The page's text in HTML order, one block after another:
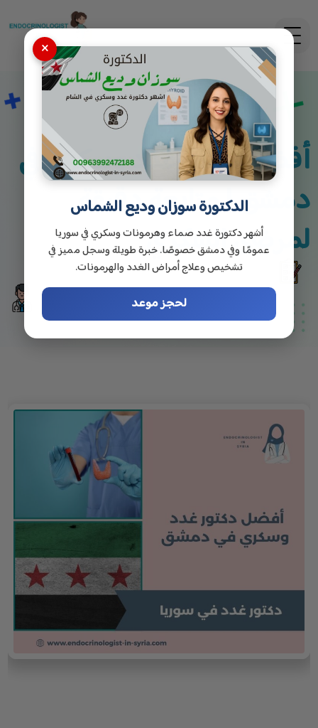
أفضل دكتور غدد وسكري في
دمشق | متابعة دقيقة
لمرضى السكري
×
الدكتورة سوزان وديع الشماس
أشهر دكتورة غدد صماء وهرمونات وسكري في سوريا
عمومًا وفي دمشق خصوصًا. خبرة طويلة وسجل مميز في
تشخيص وعلاج أمراض الغدد والهرمونات.
لحجز موعد